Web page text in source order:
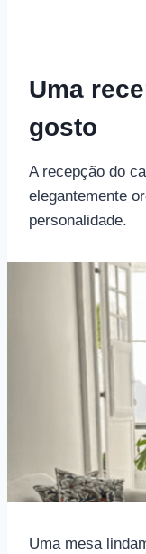
Uma
gosto
A recepção do
elegantemente
personalidade.
Uma mesa